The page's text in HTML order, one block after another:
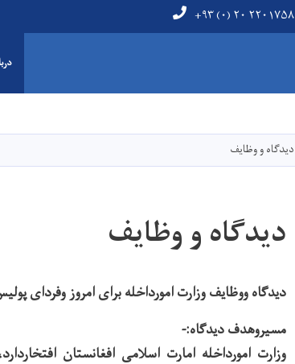
+۹۳ (۰) ۲۰ ۲۲۰۱۷۵۸
دیدگاه و وظایف
دیدگاه و وظایف
دیدگاه ووظایف وزارت امورداخله برای امروز وفردای
مسیروهدف دیدگاه:-